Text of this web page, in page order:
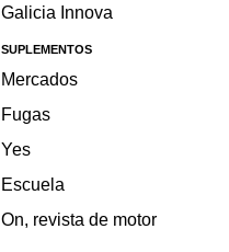
Galicia Innova
SUPLEMENTOS
Mercados
Fugas
Yes
Escuela
On, revista de motor